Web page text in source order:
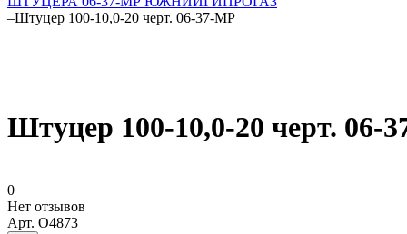
–Штуцер 100-10,0-20 черт. 06-37-МР
Штуцер 100-10,0-20 черт. 06-
0
Нет отзывов
Арт. O4873